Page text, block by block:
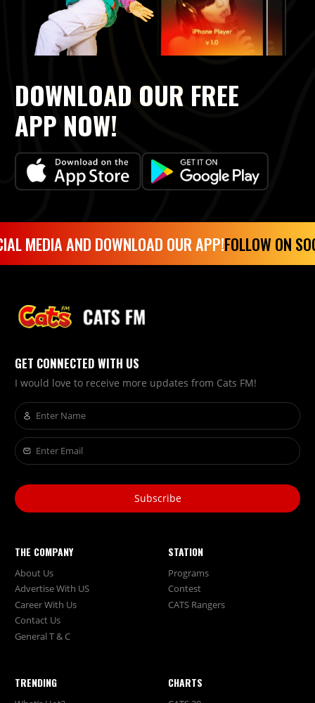
DOWNLOAD OUR FREE
APP NOW!
MEDIA AND DOWNLOAD OUR APP!FOLLOW ON
GET CONNECTED WITH US
I would love to receive more updates from Cats FM!
Subscribe
THE COMPANY
About Us
Advertise With US
Career With Us
Contact Us
General T & C
STATION
Programs
Contest
CATS Rangers
TRENDING CHARTS